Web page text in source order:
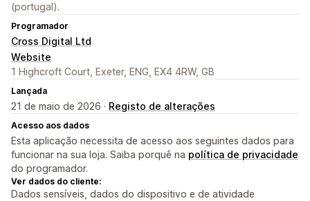
(portugal).
Programador
Cross Digital Ltd
Website
1 Highcroft Court, Exeter, ENG, EX4 4RW, GB
Lançada
21 de maio de 2026 · Registo de alterações
Acesso aos dados
Esta aplicação necessita de acesso aos seguintes dados para
funcionar na sua loja. Saiba porquê na política de privacidade
do programador.
Ver dados do cliente:
Dados sensíveis, dados do dispositivo e de atividade